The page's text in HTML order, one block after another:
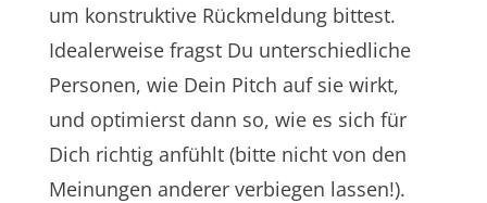
um konstruktive Rückmeldung bittest.
Idealerweise fragst Du unterschiedliche
Personen, wie Dein Pitch auf sie wirkt,
und optimierst dann so, wie es sich für
Dich richtig anfühlt (bitte nicht von den
Meinungen anderer verbiegen lassen!).